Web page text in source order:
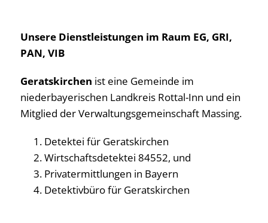
Unsere Dienstleistungen im Raum EG, GRI,
PAN, VIB
Geratskirchen ist eine Gemeinde im
niederbayerischen Landkreis Rottal-Inn und ein
Mitglied der Verwaltungsgemeinschaft Massing.
Detektei für Geratskirchen
Wirtschaftsdetektei 84552, und
Privatermittlungen in Bayern
Detektivbüro für Geratskirchen